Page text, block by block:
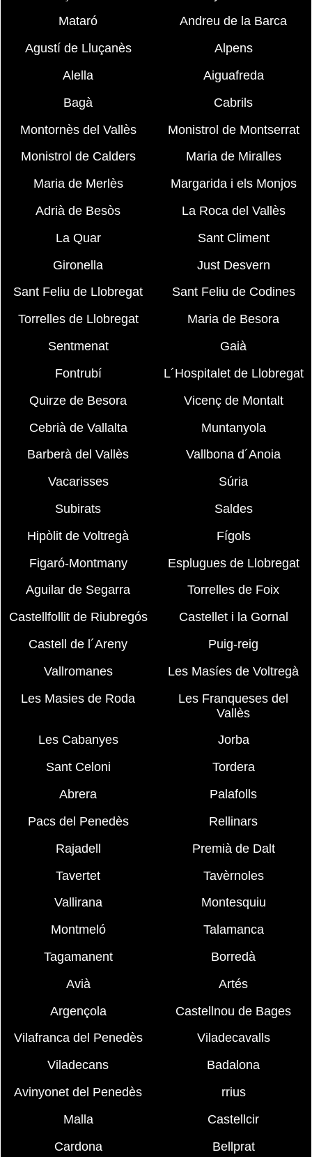
Mataró
Andreu de la Barca
Agustí de Lluçanès
Alpens
Alella
Aiguafreda
Bagà
Cabrils
Montornès del Vallès
Monistrol de Montserrat
Monistrol de Calders
Maria de Miralles
Maria de Merlès
Margarida i els Monjos
Adrià de Besòs
La Roca del Vallès
La Quar
Sant Climent
Gironella
Just Desvern
Sant Feliu de Llobregat
Sant Feliu de Codines
Torrelles de Llobregat
Maria de Besora
Sentmenat
Gaià
Fontrubí
L´Hospitalet de Llobregat
Quirze de Besora
Vicenç de Montalt
Cebrià de Vallalta
Muntanyola
Barberà del Vallès
Vallbona d´Anoia
Vacarisses
Súria
Subirats
Saldes
Hipòlit de Voltregà
Fígols
Figaró-Montmany
Esplugues de Llobregat
Aguilar de Segarra
Torrelles de Foix
Castellfollit de Riubregós
Castellet i la Gornal
Castell de l´Areny
Puig-reig
Vallromanes
Les Masíes de Voltregà
Les Masies de Roda
Les Franqueses del
Vallès
Les Cabanyes
Jorba
Sant Celoni
Tordera
Abrera
Palafolls
Pacs del Penedès
Rellinars
Rajadell
Premià de Dalt
Tavertet
Tavèrnoles
Vallirana
Montesquiu
Montmeló
Talamanca
Tagamanent
Borredà
Avià
Artés
Argençola
Castellnou de Bages
Vilafranca del Penedès
Viladecavalls
Viladecans
Badalona
Avinyonet del Penedès
rrius
Malla
Castellcir
Cardona
Bellprat